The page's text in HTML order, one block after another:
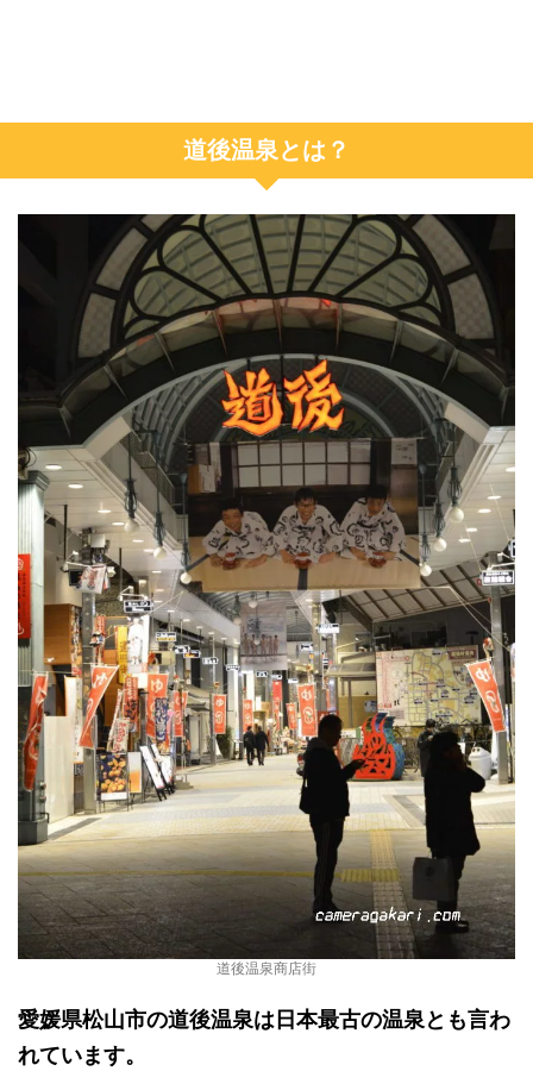
道後温泉とは？
道後温泉商店街
愛媛県松山市の道後温泉は日本最古の温泉とも言わ
れています。